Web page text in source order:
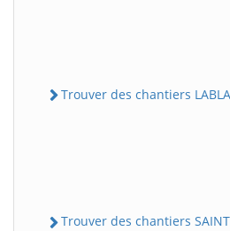
Trouver des chantiers
Trouver des chantiers